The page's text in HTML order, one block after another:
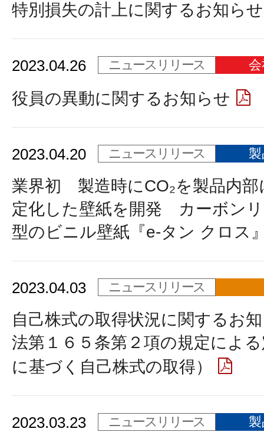
特別損失の計上に関するお知らせ
2023.04.26 ニュースリリース
役員の異動に関するお知らせ
2023.04.20 ニュースリリース
業界初 製造時にCO₂を製品内部
定化した壁紙を開発 カーボン
型のビニル壁紙『e-タン クロス
2023.04.03 ニュースリリース
自己株式の取得状況に関するお
法第１６５条第２項の規定によ
に基づく自己株式の取得）
2023.03.23 ニュースリリース